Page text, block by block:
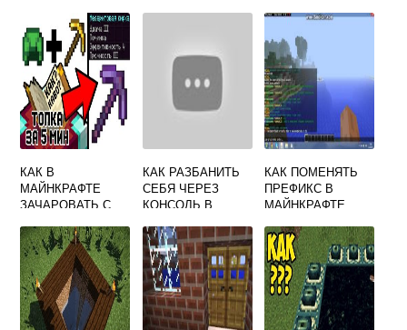
КАК В
МАЙНКРАФТЕ
ЗАЧАРОВАТЬ С
КАК РАЗБАНИТЬ
СЕБЯ ЧЕРЕЗ
КОНСОЛЬ В
КАК ПОМЕНЯТЬ
ПРЕФИКС В
МАЙНКРАФТЕ